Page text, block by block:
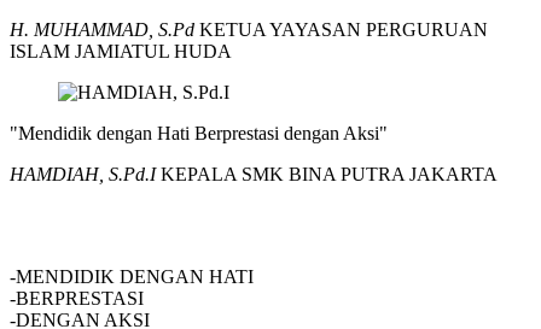
H. MUHAMMAD, S.Pd KETUA YAYASAN PERGURUAN
ISLAM JAMIATUL HUDA
"Mendidik dengan Hati Berprestasi dengan Aksi"
HAMDIAH, S.Pd.IKEPALA SMK BINA PUTRA JAKARTA
-MENDIDIK DENGAN HATI
-BERPRESTASI
-DENGAN AKSI